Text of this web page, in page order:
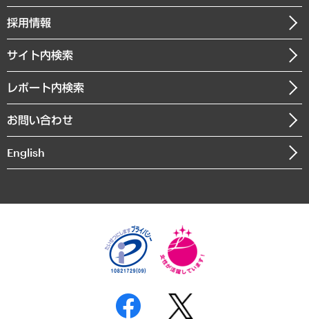
GRC（ガバナンス・リスク・コンプライアンス）・防災（政策）
経済・産業・雇用・労働
まちづくり・観光・交通・スポーツ・スマートシティ
自然資源・農林水産業・食料システム
経営用語集
受託・受注実績（官公庁関連）
メディア掲載・出演
社長メッセージ
会社概要
沿革
組織図・本部部室紹介
インドネシア現地法人
個人情報保護方針
反社会的勢力に対する基本方針
ニュースリリース
お知らせ
採用情報
サイト内検索
レポート内検索
お問い合わせ
English